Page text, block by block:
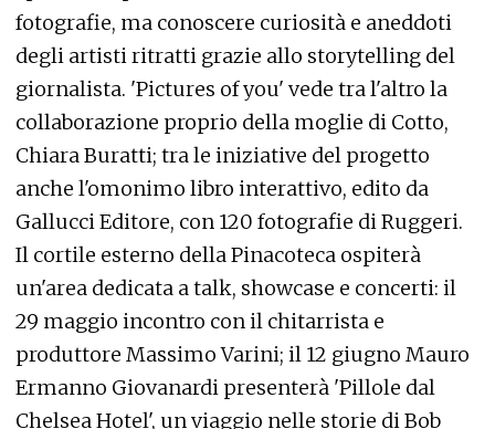
fotografie, ma conoscere curiosità e aneddoti
degli artisti ritratti grazie allo storytelling del
giornalista. 'Pictures of you' vede tra l'altro la
collaborazione proprio della moglie di Cotto,
Chiara Buratti; tra le iniziative del progetto
anche l'omonimo libro interattivo, edito da
Gallucci Editore, con 120 fotografie di Ruggeri.
Il cortile esterno della Pinacoteca ospiterà
un'area dedicata a talk, showcase e concerti: il
29 maggio incontro con il chitarrista e
produttore Massimo Varini; il 12 giugno Mauro
Ermanno Giovanardi presenterà 'Pillole dal
Chelsea Hotel', un viaggio nelle storie di Bob